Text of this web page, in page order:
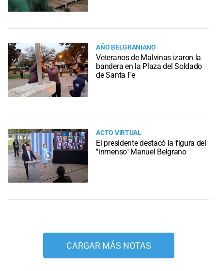
AÑO BELGRANIANO
Veteranos de Malvinas izaron la
bandera en la Plaza del Soldado
de Santa Fe
ACTO VIRTUAL
El presidente destacó la figura del
"inmenso" Manuel Belgrano
CARGAR MÁS NOTAS